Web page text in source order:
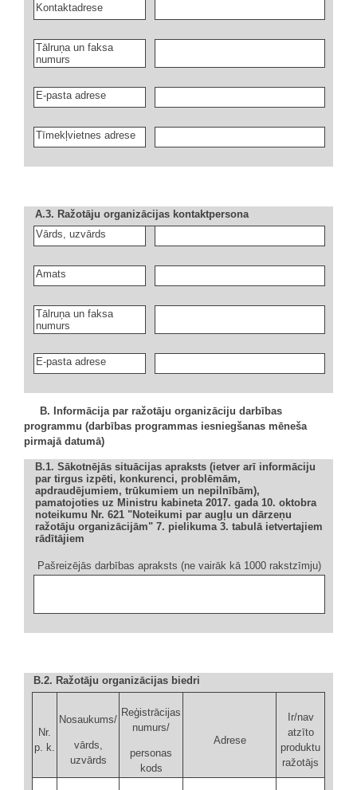
Kontaktadrese
Tālruņa un faksa
numurs
E-pasta adrese
Tīmekļvietnes adrese
A.3. Ražotāju organizācijas kontaktpersona
Vārds, uzvārds
Amats
Tālruņa un faksa
numurs
E-pasta adrese
B. Informācija par ražotāju organizāciju darbības
programmu (darbības programmas iesniegšanas mēneša
pirmajā datumā)
B.1. Sākotnējās situācijas apraksts (ietver arī informāciju
par tirgus izpēti, konkurenci, problēmām,
apdraudējumiem, trūkumiem un nepilnībām),
pamatojoties uz Ministru kabineta 2017. gada 10. oktobra
noteikumu Nr. 621 "Noteikumi par augļu un dārzeņu
ražotāju organizācijām" 7. pielikuma 3. tabulā ietvertajiem
rādītājiem
Pašreizējās darbības apraksts (ne vairāk kā 1000 rakstzīmju)
B.2. Ražotāju organizācijas biedri
Nr.
p. k.
Nosaukums/
vārds,
uzvārds
Reģistrācijas
numurs/
personas
kods
Adrese
Ir/nav
atzīto
produktu
ražotājs